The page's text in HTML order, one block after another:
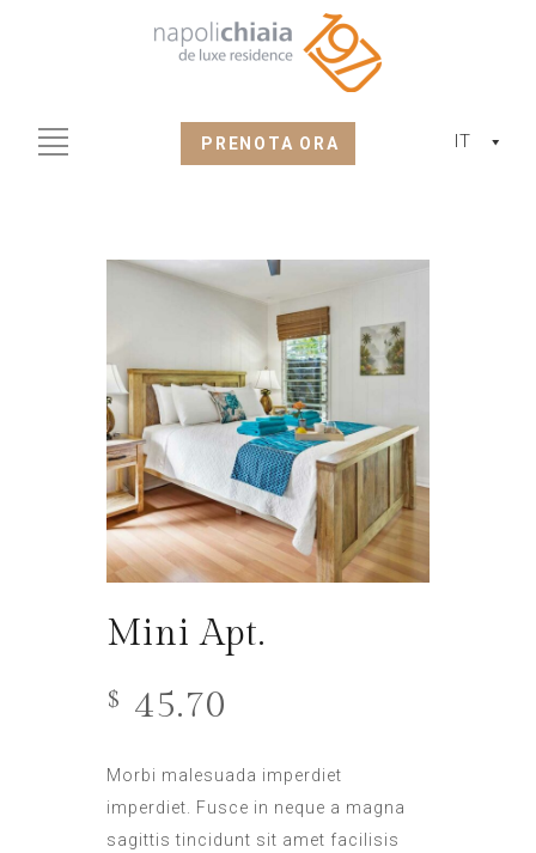
PRENOTA ORA IT
Mini Apt.
$ 45.70
Morbi malesuada imperdiet
imperdiet. Fusce in neque a magna
sagittis tincidunt sit amet facilisis